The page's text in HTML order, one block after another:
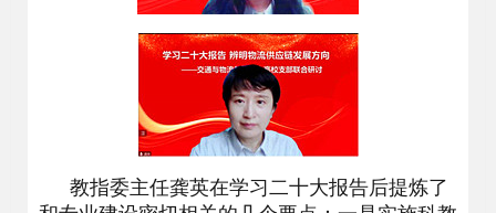
教指委主任龚英在学习二十大报告后提炼了